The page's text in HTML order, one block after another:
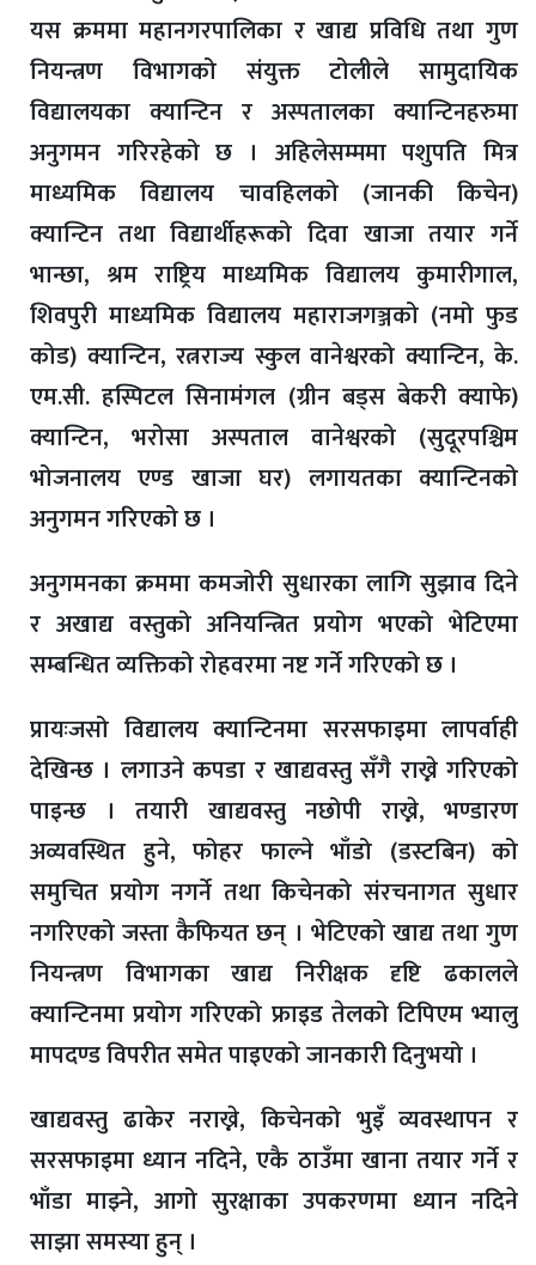
यस क्रममा महानगरपालिका र खाद्य प्रविधि तथा गुण
नियन्त्रण विभागको संयुक्त टोलीले सामुदायिक
विद्यालयका क्यान्टिन र अस्पतालका क्यान्टिनहरुमा
अनुगमन गरिरहेको छ । अहिलेसम्ममा पशुपति मित्र
माध्यमिक विद्यालय चावहिलको (जानकी किचेन)
क्यान्टिन तथा विद्यार्थीहरूको दिवा खाजा तयार गर्ने
भान्छा, श्रम राष्ट्रिय माध्यमिक विद्यालय कुमारीगाल,
शिवपुरी माध्यमिक विद्यालय महाराजगञ्जको (नमो फुड
कोड) क्यान्टिन, रत्नराज्य स्कुल वानेश्वरको क्यान्टिन, के.
एम.सी. हस्पिटल सिनामंगल (ग्रीन बड्स बेकरी क्याफे)
क्यान्टिन, भरोसा अस्पताल वानेश्वरको (सुदूरपश्चिम
भोजनालय एण्ड खाजा घर) लगायतका क्यान्टिनको
अनुगमन गरिएको छ ।
अनुगमनका क्रममा कमजोरी सुधारका लागि सुझाव दिने
र अखाद्य वस्तुको अनियन्त्रित प्रयोग भएको भेटिएमा
सम्बन्धित व्यक्तिको रोहवरमा नष्ट गर्ने गरिएको छ ।
प्रायःजसो विद्यालय क्यान्टिनमा सरसफाइमा लापर्वाही
देखिन्छ । लगाउने कपडा र खाद्यवस्तु सँगै राख्ने गरिएको
पाइन्छ । तयारी खाद्यवस्तु नछोपी राख्ने, भण्डारण
अव्यवस्थित हुने, फोहर फाल्ने भाँडो (डस्टबिन) को
समुचित प्रयोग नगर्ने तथा किचेनको संरचनागत सुधार
नगरिएको जस्ता कैफियत छन् । भेटिएको खाद्य तथा गुण
नियन्त्रण विभागका खाद्य निरीक्षक दृष्टि ढकालले
क्यान्टिनमा प्रयोग गरिएको फ्राइड तेलको टिपिएम भ्यालु
मापदण्ड विपरीत समेत पाइएको जानकारी दिनुभयो ।
खाद्यवस्तु ढाकेर नराख्ने, किचेनको भुइँ व्यवस्थापन र
सरसफाइमा ध्यान नदिने, एकै ठाउँमा खाना तयार गर्ने र
भाँडा माझ्ने, आगो सुरक्षाका उपकरणमा ध्यान नदिने
साझा समस्या हुन् ।